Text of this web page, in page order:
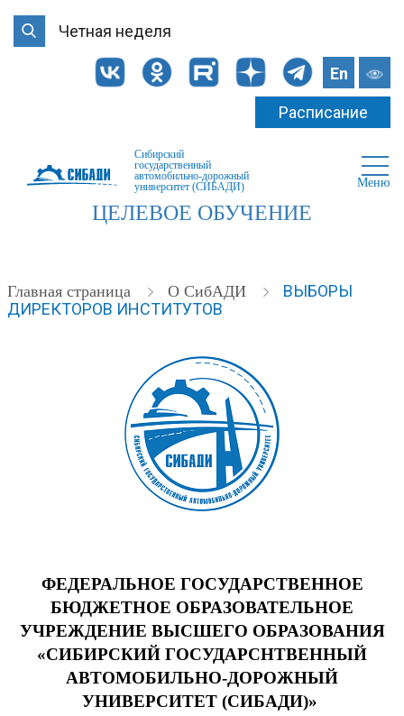
Четная неделя
En
Расписание
Сибирский
государственный
автомобильно-дорожный
университет (СИБАДИ)
Меню
ЦЕЛЕВОЕ ОБУЧЕНИЕ
Главная страница О СибАДИ
ВЫБОРЫ
ДИРЕКТОРОВ ИНСТИТУТОВ
ФЕДЕРАЛЬНОЕ ГОСУДАРСТВЕННОЕ
БЮДЖЕТНОЕ ОБРАЗОВАТЕЛЬНОЕ
УЧРЕЖДЕНИЕ ВЫСШЕГО ОБРАЗОВАНИЯ
«СИБИРСКИЙ ГОСУДАРСHТВЕННЫЙ
АВТОМОБИЛЬНО-ДОРОЖНЫЙ
УНИВЕРСИТЕТ (СИБАДИ)»